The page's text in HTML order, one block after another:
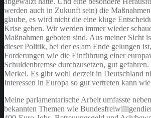
werden auch in Zukunft sein) die
glaube, es wird nicht die eine kluge
Krise geben. Wir werden immer wieder
Maßnahmen geboten sind. Aus meiner Sicht
dieser Politik, bei der es am Ende gelungen
Forderungen wie die Einführung einer
Schuldenbremse durchzusetzen, gut
Merkel. Es gibt wohl derzeit in Deutschland
Interessen in Europa so gut vertreten kann
Meine parlamentarische Arbeit umfasste
bekannten Themen wie